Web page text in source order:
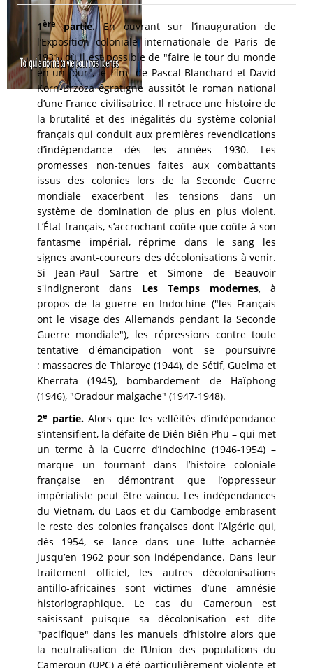
1èrepartie.En ouvrant sur l’inauguration de
l’Exposition coloniale internationale de Paris de
1931, où il est possible de "faire le tour du monde
en un jour", le film de Pascal Blanchard et David
Korn-Brzoza égratigne aussitôt le roman national
d’une France civilisatrice. Il retrace une histoire de
la brutalité et des inégalités du système colonial
français qui conduit aux premières revendications
d’indépendance dès les années 1930. Les
promesses non-tenues faites aux combattants
issus des colonies lors de la Seconde Guerre
mondiale exacerbent les tensions dans un
système de domination de plus en plus violent.
L’État français, s’accrochant coûte que coûte à son
fantasme impérial, réprime dans le sang les
signes avant-coureurs des décolonisations à venir.
Si Jean-Paul Sartre et Simone de Beauvoir
s'indigneront dans Les Temps modernes, à
propos de la guerre en Indochine ("les Français
ont le visage des Allemands pendant la Seconde
Guerre mondiale"), les répressions contre toute
tentative d'émancipation vont se poursuivre
: massacres de Thiaroye (1944), de Sétif, Guelma et
Kherrata (1945), bombardement de Haïphong
(1946), "Oradour malgache" (1947-1948).
2e partie.Alors que les velléités d’indépendance
s’intensifient, la défaite de Diên Biên Phu – qui met
un terme à la Guerre d’Indochine (1946-1954) –
marque un tournant dans l’histoire coloniale
française en démontrant que l’oppresseur
impérialiste peut être vaincu. Les indépendances
du Vietnam, du Laos et du Cambodge embrasent
le reste des colonies françaises dont l’Algérie qui,
dès 1954, se lance dans une lutte acharnée
jusqu’en 1962 pour son indépendance. Dans leur
traitement officiel, les autres décolonisations
antillo-africaines sont victimes d’une amnésie
historiographique. Le cas du Cameroun est
saisissant puisque sa décolonisation est dite
"pacifique" dans les manuels d’histoire alors que
la neutralisation de l’Union des populations du
Cameroun (UPC) a été particulièrement violente et